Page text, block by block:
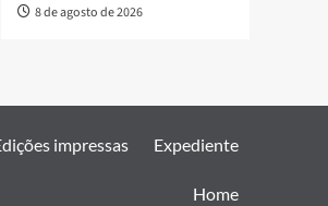
8 de agosto de 2026
impressas Expediente
Home